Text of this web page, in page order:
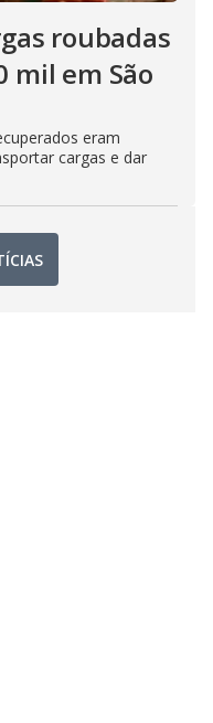
roubadas
mil em São
eram
cargas e dar